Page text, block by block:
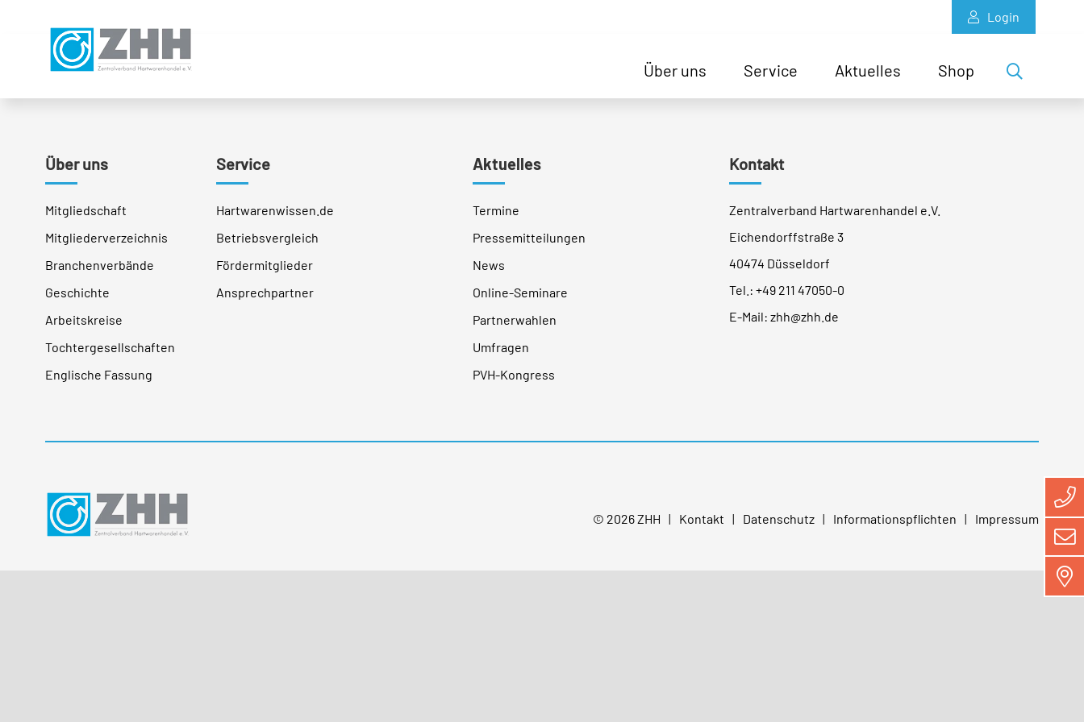
Hauptmenu
Login
Über uns Service Aktuelles Shop
Über uns
Mitgliedschaft
Mitgliederverzeichnis
Branchenverbände
Geschichte
Arbeitskreise
Tochtergesellschaften
Englische Fassung
Service
Hartwarenwissen.de
Betriebsvergleich
Fördermitglieder
Ansprechpartner
Aktuelles
Termine
Pressemitteilungen
News
Online-Seminare
Partnerwahlen
Umfragen
PVH-Kongress
Kontakt
Zentralverband Hartwarenhandel e.V.
Eichendorffstraße 3
40474 Düsseldorf
Tel.:+49 211 47050-0
E-Mail:zhh@zhh.de
© 2026 ZHH Kontakt Datenschutz Informationspflichten Impressum